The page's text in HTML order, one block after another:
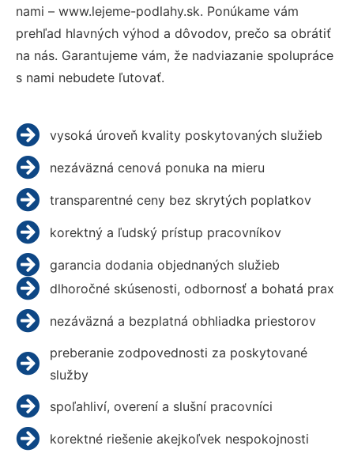
nami – www.lejeme-podlahy.sk. Ponúkame vám
prehľad hlavných výhod a dôvodov, prečo sa obrátiť
na nás. Garantujeme vám, že nadviazanie spolupráce
s nami nebudete ľutovať.
vysoká úroveň kvality poskytovaných služieb
nezáväzná cenová ponuka na mieru
transparentné ceny bez skrytých poplatkov
korektný a ľudský prístup pracovníkov
garancia dodania objednaných služieb
dlhoročné skúsenosti, odbornosť a bohatá prax
nezáväzná a bezplatná obhliadka priestorov
preberanie zodpovednosti za poskytované
služby
spoľahliví, overení a slušní pracovníci
korektné riešenie akejkoľvek nespokojnosti